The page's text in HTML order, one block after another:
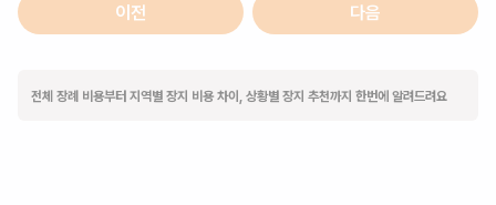
이전 다음
전체 장례 비용부터 지역별 장지 비용 차이, 상황별 장지 추천까지 한번에 알려드려요